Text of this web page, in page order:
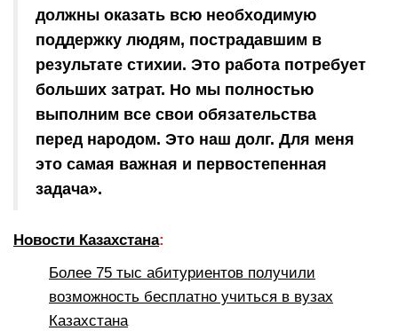
должны оказать всю необходимую
поддержку людям, пострадавшим в
результате стихии. Это работа потребует
больших затрат. Но мы полностью
выполним все свои обязательства
перед народом. Это наш долг. Для меня
это самая важная и первостепенная
задача».
Новости Казахстана:
Более 75 тыс абитуриентов получили
возможность бесплатно учиться в вузах
Казахстана